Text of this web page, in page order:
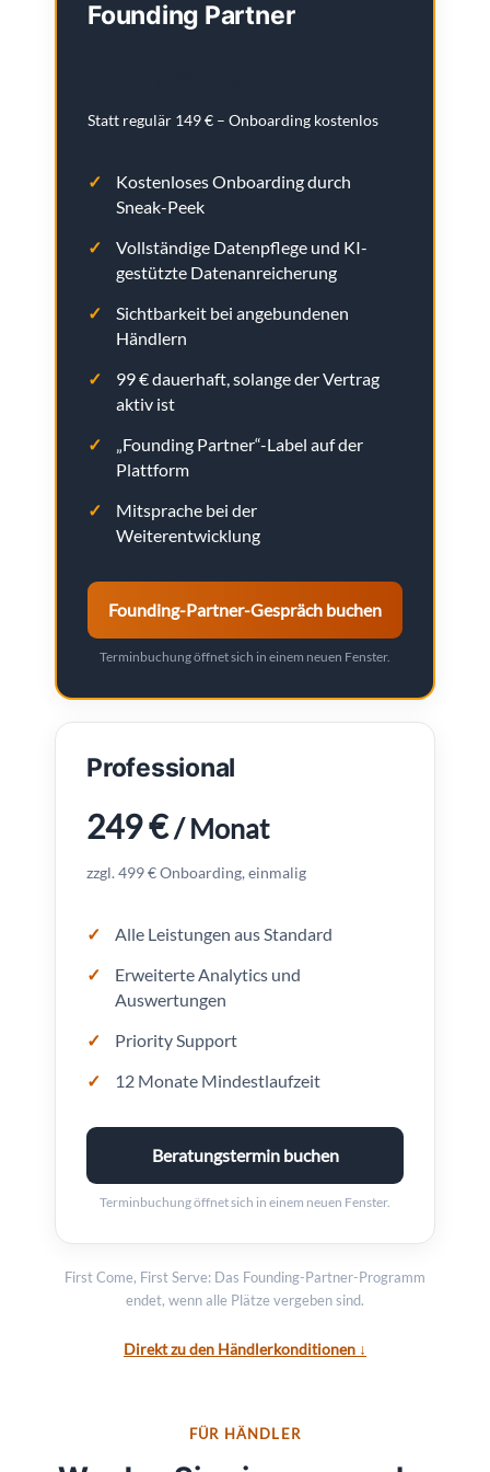
Founding Partner
Statt regulär 149 € – Onboarding kostenlos
Kostenloses Onboarding durch
Sneak-Peek
Vollständige Datenpflege und KI-
gestützte Datenanreicherung
Sichtbarkeit bei angebundenen
Händlern
99 € dauerhaft, solange der Vertrag
aktiv ist
„Founding Partner“-Label auf der
Plattform
Mitsprache bei der
Weiterentwicklung
Founding-Partner-Gespräch buchen
Terminbuchung öffnet sich in einem neuen Fenster.
Professional
249 €/ Monat
zzgl. 499 € Onboarding, einmalig
Alle Leistungen aus Standard
Erweiterte Analytics und
Auswertungen
Priority Support
12 Monate Mindestlaufzeit
Beratungstermin buchen
Terminbuchung öffnet sich in einem neuen Fenster.
First Come, First Serve: Das Founding-Partner-Programm
endet, wenn alle Plätze vergeben sind.
Direkt zu den Händlerkonditionen ↓
FÜR HÄNDLER